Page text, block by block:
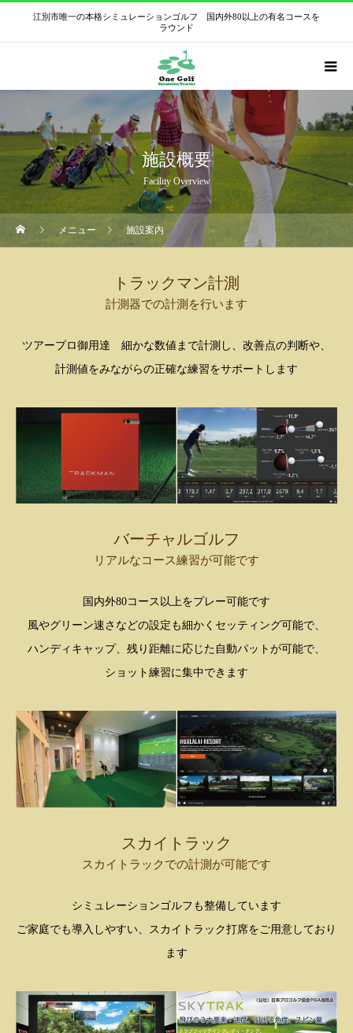
江別市唯一の本格シミュレーションゴルフ 国内外80以上の有名コースを
ラウンド
施設概要
Facility Overview
メニュー 施設案内
トラックマン計測
計測器での計測を行います
ツアープロ御用達 細かな数値まで計測し、改善点の判断や、
計測値をみながらの正確な練習をサポートします
バーチャルゴルフ
リアルなコース練習が可能です
国内外80コース以上をプレー可能です
風やグリーン速さなどの設定も細かくセッティング可能で、
ハンディキャップ、残り距離に応じた自動パットが可能で、
ショット練習に集中できます
スカイトラック
スカイトラックでの計測が可能です
シミュレーションゴルフも整備しています
ご家庭でも導入しやすい、スカイトラック打席をご用意しており
ます